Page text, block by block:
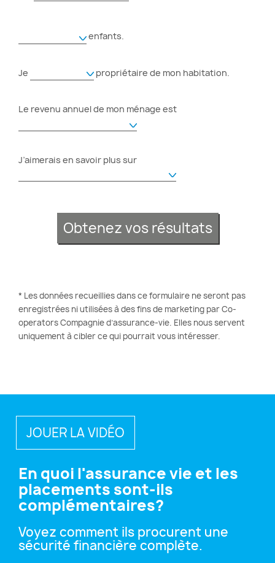
enfants.
Je propriétaire de mon habitation.
Le revenu annuel de mon ménage est
J’aimerais en savoir plus sur
Obtenez vos résultats
* Les données recueillies dans ce formulaire ne seront pas
enregistrées ni utilisées à des fins de marketing par Co-
operators Compagnie d’assurance-vie. Elles nous servent
uniquement à cibler ce qui pourrait vous intéresser.
JOUER LA VIDÉO
En quoi l'assurance vie et les
placements sont-ils
complémentaires?
Voyez comment ils procurent une
sécurité financière complète.